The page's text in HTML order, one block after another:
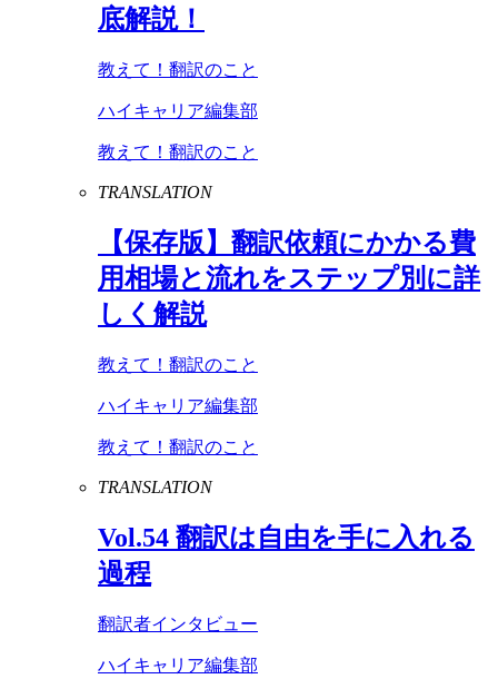
底解説！
教えて！翻訳のこと
ハイキャリア編集部
教えて！翻訳のこと
TRANSLATION
【保存版】翻訳依頼にかかる費
用相場と流れをステップ別に詳
しく解説
教えて！翻訳のこと
ハイキャリア編集部
教えて！翻訳のこと
TRANSLATION
Vol.54 翻訳は自由を手に入れる
過程
翻訳者インタビュー
ハイキャリア編集部